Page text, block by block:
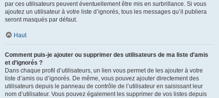
par ces utilisateurs peuvent éventuellement être mis en surbrillance. Si vous
ajoutez un utilisateur à votre liste d’ignorés, tous les messages qu’il publiera
seront masqués par défaut.
Haut
Comment puis-je ajouter ou supprimer des utilisateurs de ma liste d’amis
et d’ignorés ?
Dans chaque profil d’utilisateurs, un lien vous permet de les ajouter à votre
liste d’amis ou d’ignorés. De même, vous pouvez ajouter directement des
utilisateurs depuis le panneau de contrôle de l’utilisateur en saisissant leur
nom d’utilisateur. Vous pouvez également les supprimer de vos listes depuis